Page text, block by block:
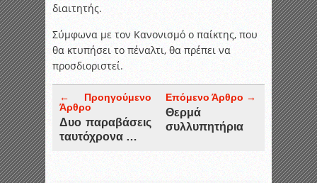
διαιτητής.
Σύμφωνα με τον Κανονισμό ο παίκτης, που
θα κτυπήσει το πέναλτι, θα πρέπει να
προσδιοριστεί.
← Προηγούμενο
Άρθρο
Δυο παραβάσεις
ταυτόχρονα …
Επόμενο Άρθρο →
Θερμά
συλλυπητήρια